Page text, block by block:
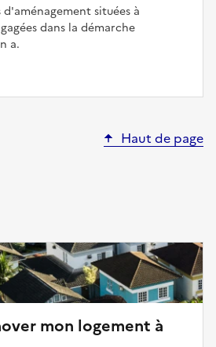
situées à
dans la démarche
a.
Haut de page
mon logement à